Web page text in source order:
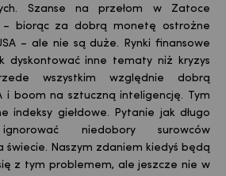
Szanse na przełom w Zatoce
– biorąc za dobrą monetę ostrożne
– ale nie są duże. Rynki finansowe
dyskontować inne tematy niż kryzys
wszystkim względnie dobrą
i boom na sztuczną inteligencję. Tym
indeksy giełdowe. Pytanie jak długo
niedobory surowców
świecie. Naszym zdaniem kiedyś będą
z tym problemem, ale jeszcze nie w